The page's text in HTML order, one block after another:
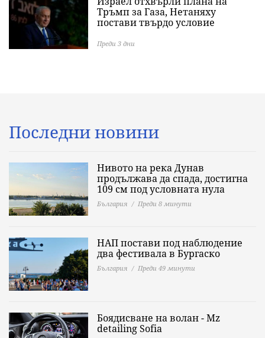
Тръмп за Газа, Нетаняху
постави твърдо условие
Преди 3 дни
Последни новини
Нивото на река Дунав
продължава да спада, достигна
109 см под условната нула
България Преди 8 минути
НАП постави под наблюдение
два фестивала в Бургаско
България Преди 49 минути
Боядисване на волан - Mz
detailing Sofia